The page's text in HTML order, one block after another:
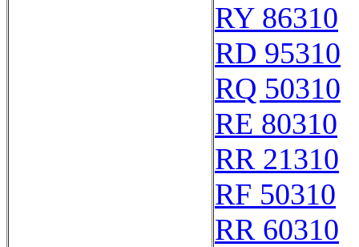
RY 86310
RD 95310
RQ 50310
RE 80310
RR 21310
RF 50310
RR 60310